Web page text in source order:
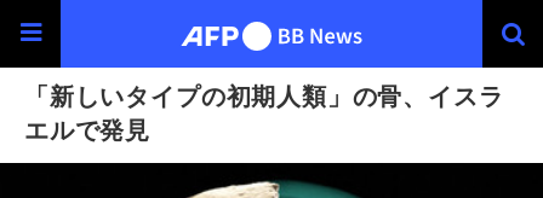
「新しいタイプの初期人類」の骨、イスラ
エルで発見